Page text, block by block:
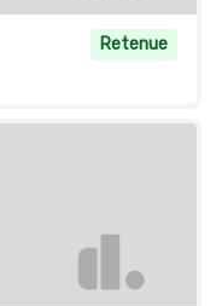
Retenue